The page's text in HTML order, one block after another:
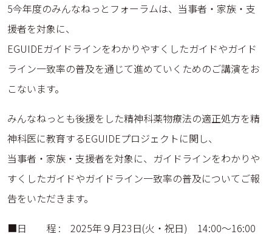
5今年度のみんなねっとフォーラムは、当事者・家族・支
援者を対象に、
EGUIDEガイドラインをわかりやすくしたガイドやガイド
ライン一致率の普及を通じて進めていくためのご講演をお
こないます。
みんなねっとも後援をした精神科薬物療法の適正処方を精
神科医に教育するEGUIDEプロジェクトに関し、
当事者・家族・支援者を対象に、ガイドラインをわかりや
すくしたガイドやガイドライン一致率の普及についてご報
告をいただきます。
■日 程 : 2025年９月23日(火・祝日) 14:00～16:00